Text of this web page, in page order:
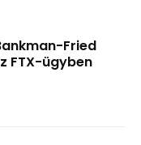
Fried
FTX-ügyben